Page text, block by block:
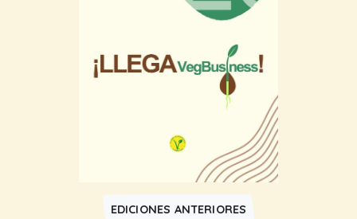
EDICIONES ANTERIORES